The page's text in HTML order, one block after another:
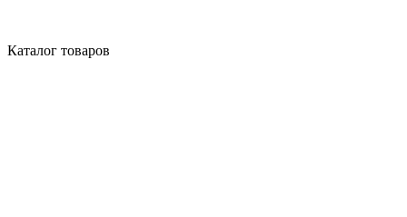
Каталог товаров